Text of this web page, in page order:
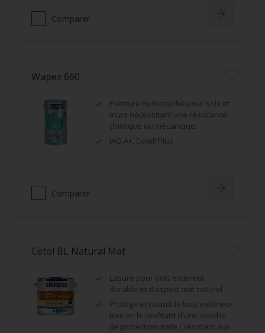
Comparer
Wapex 660
Peinture multicouche pour sols et
murs nécessitant une résistance
chimique ou mécanique.
IAQ A+, Excell Plus
Comparer
Cetol BL Natural Mat
Lasure pour bois extérieur
durable et d'aspect mat naturel
Protège et nourrit le bois extérieur
tout en le revêtant d'une couche
de protection mate ( résistant aux